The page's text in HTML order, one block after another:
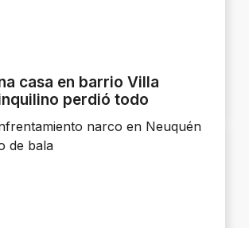
casa en barrio Villa
perdió todo